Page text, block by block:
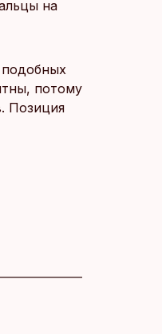
на
потому
Позиция